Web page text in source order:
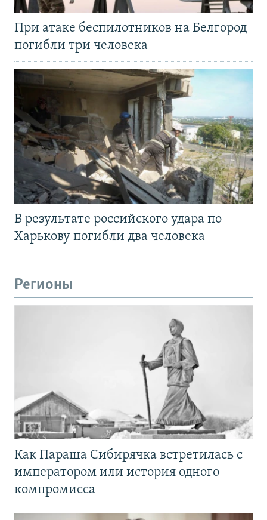
При атаке беспилотников на Белгород
погибли три человека
В результате российского удара по
Харькову погибли два человека
Регионы
Как Параша Сибирячка встретилась с
императором или история одного
компромисса